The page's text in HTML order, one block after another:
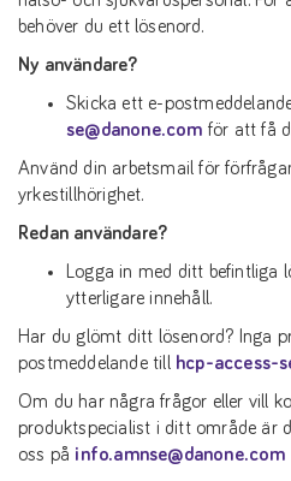
behöver du ett lösenord.
Ny användare?
Skicka ett e-
se@danone.com för att få
Använd din arbetsmail för
yrkestillhörighet.
Redan användare?
Logga in med ditt befintliga
ytterligare innehåll.
Har du glömt ditt lösenord? Inga
postmeddelande till
hcp-access-
Om du har några frågor eller vill
produktspecialist i ditt område är
oss på info.amnse@danone.com